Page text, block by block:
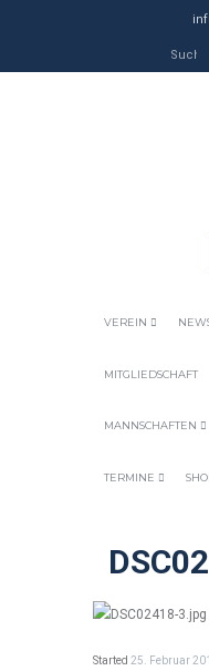
VEREIN
MITGLIEDSCHAFT
MANNSCHAFTEN
TERMINE
Started 25. Februar